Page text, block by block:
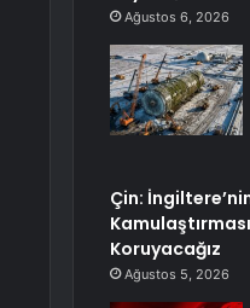
Ağustos 6, 2026
Çin:
Koruyacağız
Ağustos 5, 2026